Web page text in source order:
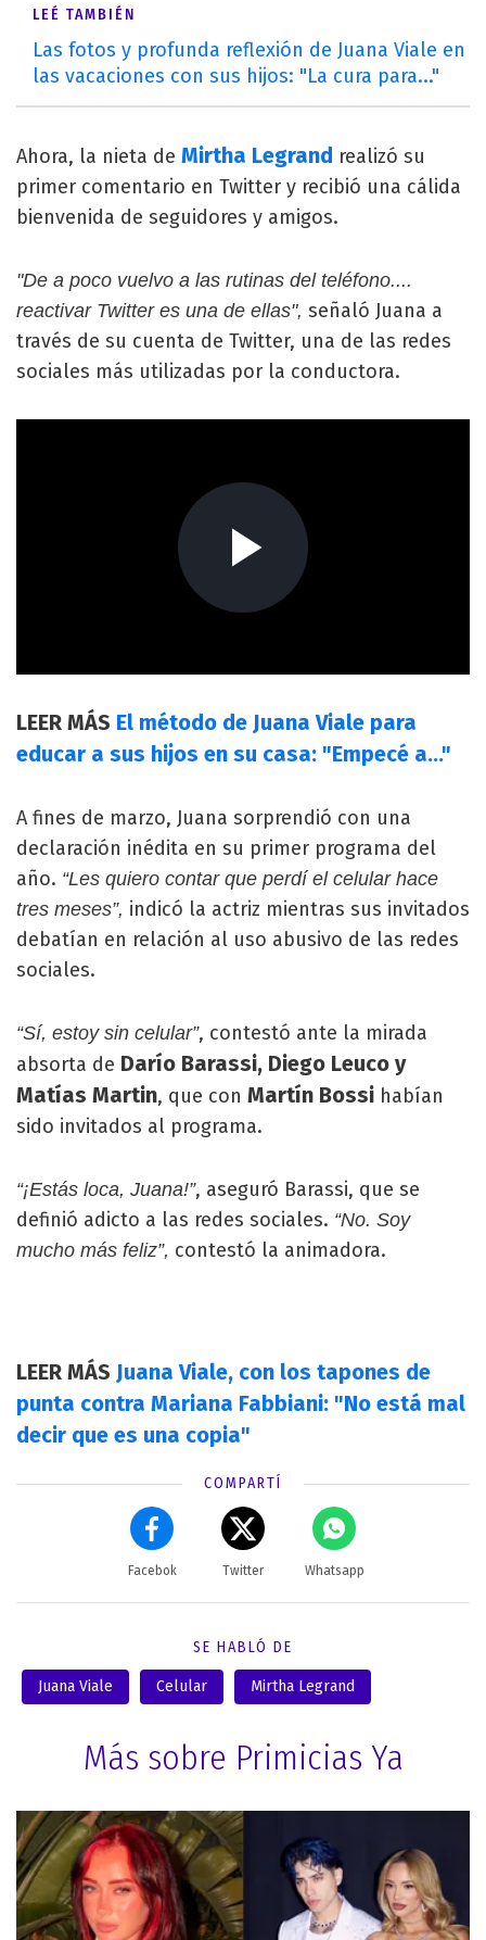
LEÉ TAMBIÉN
Las fotos y profunda reflexión de Juana Viale en
las vacaciones con sus hijos: "La cura para..."
Ahora, la nieta de Mirtha Legrand realizó su
primer comentario en Twitter y recibió una cálida
bienvenida de seguidores y amigos.
"De a poco vuelvo a las rutinas del teléfono....
reactivar Twitter es una de ellas", señaló Juana a
través de su cuenta de Twitter, una de las redes
sociales más utilizadas por la conductora.
LEER MÁS El método de Juana Viale para
educar a sus hijos en su casa: "Empecé a..."
A fines de marzo, Juana sorprendió con una
declaración inédita en su primer programa del
año. “Les quiero contar que perdí el celular hace
tres meses”, indicó la actriz mientras sus invitados
debatían en relación al uso abusivo de las redes
sociales.
“Sí, estoy sin celular”, contestó ante la mirada
absorta de Darío Barassi, Diego Leuco y
Matías Martin, que con Martín Bossi habían
sido invitados al programa.
“¡Estás loca, Juana!”, aseguró Barassi, que se
definió adicto a las redes sociales. “No. Soy
mucho más feliz”, contestó la animadora.
LEER MÁS Juana Viale, con los tapones de
punta contra Mariana Fabbiani: "No está mal
decir que es una copia"
COMPARTÍ
Facebok Twitter Whatsapp
SE HABLÓ DE
Juana Viale Celular Mirtha Legrand
Más sobre Primicias Ya